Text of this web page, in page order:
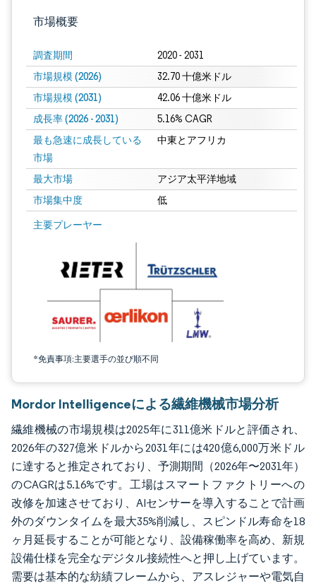
市場概要
調査期間 2020 - 2031
市場規模 (2026) 32.70 十億米ドル
市場規模 (2031) 42.06 十億米ドル
成長率 (2026 - 2031) 5.16% CAGR
最も急速に成長している
市場
中東とアフリカ
最大市場 アジア太平洋地域
市場集中度 低
主要プレーヤー
*免責事項:主要選手の並び順不同
画像 © Mordor Intelligence。再利用にはCC BY 4.0の表示が必要です。
Mordor Intelligenceによる繊維機械市場分析
繊維機械の市場規模は2025年に311億米ドルと評価され、
2026年の327億米ドルから2031年には420億6,000万米ドル
に達すると推定されており、予測期間（2026年〜2031年）
のCAGRは5.16%です。工場はスマートファクトリーへの
改修を加速させており、AIセンサーを導入することで計画
外のダウンタイムを最大35%削減し、スピンドル寿命を18
ヶ月延長することが可能となり、設備稼働率を高め、新規
設備仕様を完全なデジタル接続性へと押し上げています。
需要は基本的な紡績フレームから、アスレジャーや電気自